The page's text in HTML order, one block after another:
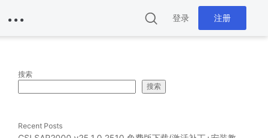
登录 注册
搜索
搜索
Recent Posts